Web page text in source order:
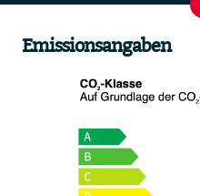
Emissionsangaben